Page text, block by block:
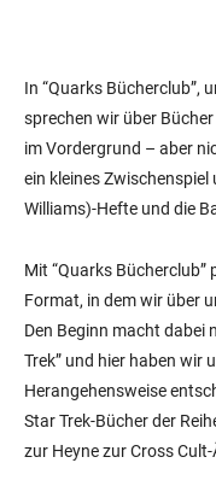
In “Quarks Bücherclub”,
sprechen wir über
im Vordergrund – aber
ein kleines
Williams)-Hefte und die
Mit “Quarks
Format, in dem wir über
Den Beginn macht dabei
Trek” und hier haben wir
Herangehensweise
Star Trek-Bücher der
zur Heyne zur Cross Cult-